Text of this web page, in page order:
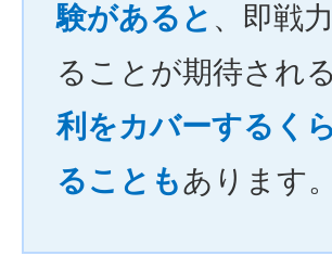
験があると 、即戦
ることが期待され
利をカバーするく
ることもあります。